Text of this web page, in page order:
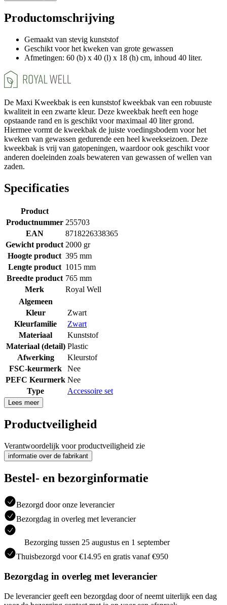
Productomschrijving
Gemaakt van stevig kunststof
Geschikt voor het kweken van grote gewassen
Afmetingen: 60 (b) x 40 (l) x 18 (h) cm, inhoud 40 liter.
De Maxi Kweekbak is een kunststof kweekbak van een robuuste
kwaliteit in een zwarte kleur. Deze kweekbak heeft een hoge
opstaande rand en is geschikt voor maximaal 40 liter grond.
Hiermee vormt de kweekbak de juiste voedingsbodem voor het
kweken van gewassen gedurende een heel kweekseizoen. Deze
kweekbak is vrij van gatopeningen, waardoor ook geschikt voor
anderen doeleinden zoals bewateren van gewassen of wellen van
zaden.
Specificaties
Product
Productnummer 255703
EAN
8718226338365
Gewicht product 2000 gr
Hoogte product 395 mm
Lengte product 1015 mm
Breedte product 765 mm
Merk
Royal Well
Algemeen
Kleur
Zwart
Kleurfamilie
Zwart
Materiaal
Kunststof
Materiaal (detail) Plastic
Afwerking
Kleurstof
FSC-keurmerk
Nee
PEFC Keurmerk Nee
Type
Accessoire set
Lees meer
Productveiligheid
Verantwoordelijk voor productveiligheid zie
informatie over de fabrikant
Bestel- en bezorginformatie
Bezorgd door onze leverancier
Bezorgdag in overleg met leverancier
Bezorging tussen 25 augustus en 1 september
Thuisbezorgd voor €14.95 en gratis vanaf €950
Bezorgdag in overleg met leverancier
De leverancier geeft een bezorgdag door of neemt uiterlijk een dag